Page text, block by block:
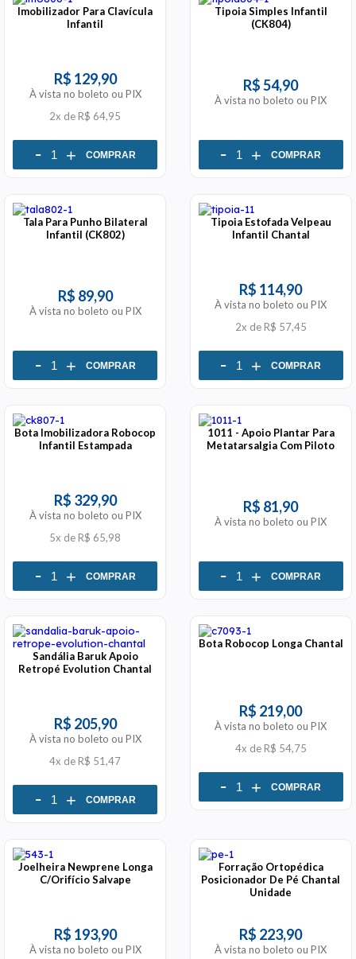
Imobilizador Para Clavícula
Infantil
R$ 129,90
À vista no boleto ou PIX
2x de R$ 64,95
- + COMPRAR
Tipoia Simples Infantil
(CK804)
R$ 54,90
À vista no boleto ou PIX
- + COMPRAR
Tala Para Punho Bilateral
Infantil (CK802)
R$ 89,90
À vista no boleto ou PIX
- + COMPRAR
Tipoia Estofada Velpeau
Infantil Chantal
R$ 114,90
À vista no boleto ou PIX
2x de R$ 57,45
- + COMPRAR
Bota Imobilizadora Robocop
Infantil Estampada
R$ 329,90
À vista no boleto ou PIX
5x de R$ 65,98
- + COMPRAR
1011 - Apoio Plantar Para
Metatarsalgia Com Piloto
R$ 81,90
À vista no boleto ou PIX
- + COMPRAR
Sandália Baruk Apoio
Retropé Evolution Chantal
R$ 205,90
À vista no boleto ou PIX
4x de R$ 51,47
- + COMPRAR
Bota Robocop Longa Chantal
R$ 219,00
À vista no boleto ou PIX
4x de R$ 54,75
- + COMPRAR
Joelheira Newprene Longa
C/Orifício Salvape
R$ 193,90
À vista no boleto ou PIX
Forração Ortopédica
Posicionador De Pé Chantal
Unidade
R$ 223,90
À vista no boleto ou PIX